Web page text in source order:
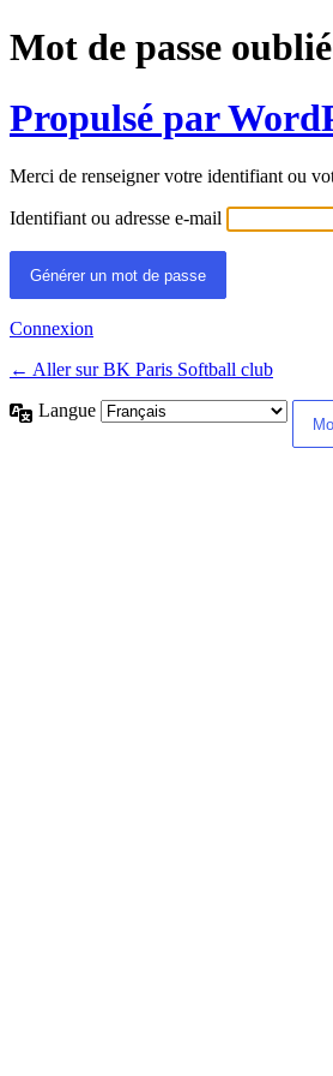
Mot de passe oublié
Propulsé par
Merci de renseigner votre identifiant ou
Identifiant ou adresse e-mail
Connexion
← Aller sur BK Paris Softball club
Langue